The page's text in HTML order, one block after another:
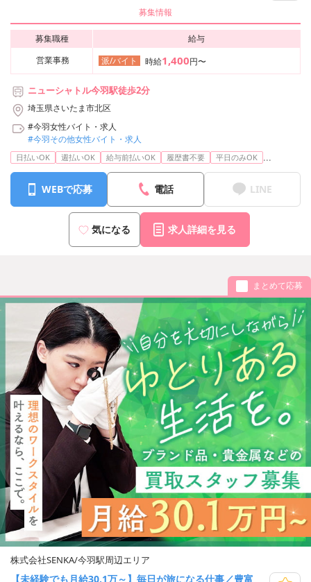
募集情報
募集職種
給与
営業事務
派/バイト 時給1,400円〜
ニューシャトル今羽駅徒歩2分
埼玉県さいたま市北区
#今羽女性バイト・求人
#今羽その他女性バイト・求人
日払いOK 週払いOK 給与前払いOK 履歴書不要 平日のみOK ...
WEBで応募 電話 LINE
気になる 求人詳細を見る
まとめて応募
株式会社SENKA/今羽駅周辺エリア
【未経験でも月給30.1万～】毎日が旅になる仕事／豊富